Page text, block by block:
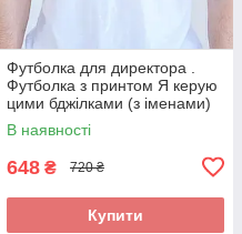
Футболка для директора .
Футболка з принтом Я керую
цими бджілками (з іменами)
В наявності
648 ₴ 720 ₴
Купити